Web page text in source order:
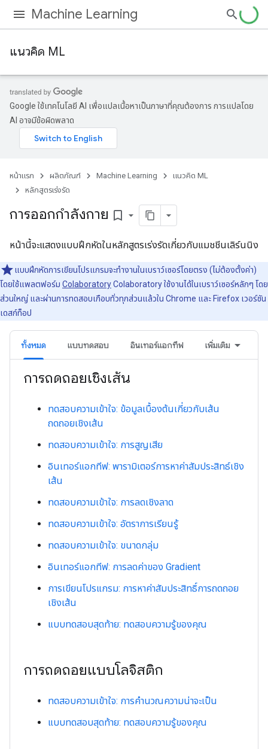
Machine Learning
แนวคิด ML
Google ใช้เทคโนโลยี AI เพื่อแปลเนื้อหาเป็นภาษาที่คุณต้องการ การแปลโดย
AI อาจมีข้อผิดพลาด
หน้าแรก ผลิตภัณฑ์ Machine Learning
แนวคิด ML
หลักสูตรเร่งรัด
การออกกำลังกาย bookmark_border
หน้านี้จะแสดงแบบฝึกหัดในหลักสูตรเร่งรัดเกี่ยวกับแมชชีนเลิร์นนิง
แบบฝึกหัดการเขียนโปรแกรมจะทำงานในเบราว์เซอร์โดยตรง (ไม่ต้องตั้งค่า)
โดยใช้แพลตฟอร์ม ColaboratoryColaboratory ใช้งานได้ในเบราว์เซอร์หลักๆ โดย
ส่วนใหญ่ และผ่านการทดสอบเกือบทั่วทุกส่วนแล้วใน Chrome และ Firefox เวอร์ชัน
เดสก์ท็อป
ทั้งหมด แบบทดสอบ อินเทอร์แอกทีฟ เพิ่มเติม
การถดถอยเชิงเส้น
ทดสอบความเข้าใจ: ข้อมูลเบื้องต้นเกี่ยวกับเส้น
ถดถอยเชิงเส้น
ทดสอบความเข้าใจ: การสูญเสีย
อินเทอร์แอกทีฟ: พารามิเตอร์การหาค่าสัมประสิทธ์เชิง
เส้น
ทดสอบความเข้าใจ: การลดเชิงลาด
ทดสอบความเข้าใจ: อัตราการเรียนรู้
ทดสอบความเข้าใจ: ขนาดกลุ่ม
อินเทอร์แอกทีฟ: การลดค่าของ Gradient
การเขียนโปรแกรม: การหาค่าสัมประสิทธิ์การถดถอย
เชิงเส้น
แบบทดสอบสุดท้าย: ทดสอบความรู้ของคุณ
การถดถอยแบบโลจิสติก
ทดสอบความเข้าใจ: การคำนวณความน่าจะเป็น
แบบทดสอบสุดท้าย: ทดสอบความรู้ของคุณ